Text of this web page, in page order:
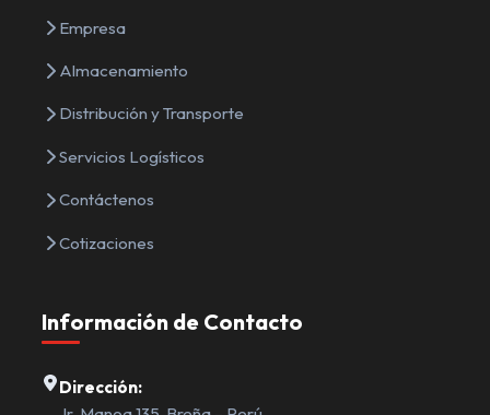
Empresa
Almacenamiento
Distribución y Transporte
Servicios Logísticos
Contáctenos
Cotizaciones
Información de Contacto
Dirección: